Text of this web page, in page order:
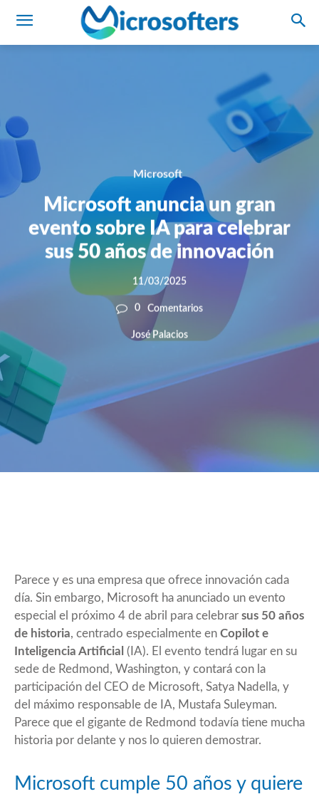
Microsoft
Microsoft anuncia un gran
evento sobre IA para celebrar
sus 50 años de innovación
11/03/2025
0 Comentarios
José Palacios
Parece y es una empresa que ofrece innovación cada
día. Sin embargo, Microsoft ha anunciado un evento
especial el próximo 4 de abril para celebrar sus 50 años
de historia, centrado especialmente en Copilot e
Inteligencia Artificial (IA). El evento tendrá lugar en su
sede de Redmond, Washington, y contará con la
participación del CEO de Microsoft, Satya Nadella, y
del máximo responsable de IA, Mustafa Suleyman.
Parece que el gigante de Redmond todavía tiene mucha
historia por delante y nos lo quieren demostrar.
Microsoft cumple 50 años y quiere